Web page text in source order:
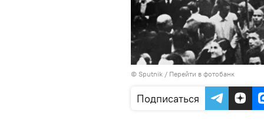
© Sputnik / Перейти в фотобанк
Подписаться